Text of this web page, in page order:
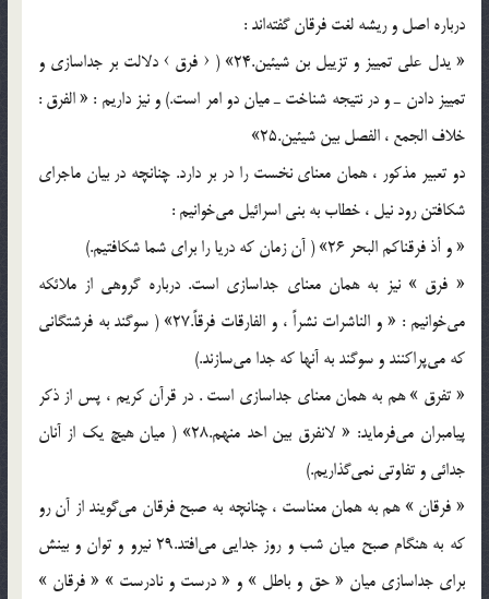
درباره اصل و ريشه لغت فرقان گفته‌اند :
« يدل علي تمييز و تزييل بن شيئين.24» (‌ ‹ فرق › دلالت بر جداسازي و
تمييز دادن ـ و در نتيجه شناخت ـ ميان دو امر است.) و نيز داريم : « الفرق :
خلاف الجمع ، الفصل بين شيئين.25»
دو تعبير مذكور ، همان معناي نخست را در بر دارد. چنانچه در بيان ماجراي
شكافتن رود نيل ، خطاب به بني اسرائيل مي‌خوانيم :
« و أذ فرقناكم البحر 26» ( آن زمان كه دريا را براي شما شكافتيم.)
« فرق » نيز به همان معناي جداسازي است. درباره گروهي از ملائكه
مي‌خوانيم : « و الناشرات نشراً ، و الفارقات فرقاً.27» ( سوگند به فرشتگاني
كه مي‌پراكنند و سوگند به آنها كه جدا مي‌سازند.)
« تفرق » هم به همان معناي جداسازي است . در قرآن كريم ، پس از ذكر
پيامبران مي‌فرمايد: « لانفرق بين احد منهم.28» ( ميان هيچ يك از آنان
جدائي و تفاوتي نمي‌گذاريم.)
« فرقان » هم به همان معناست ، چنانچه به صبح فرقان مي‌گويند از آن رو
كه به هنگام صبح ميان شب و روز جدايي مي‌افتد.29 نيرو و توان و بينش
براي جداسازي ميان « حق و باطل » و « درست و نادرست » « فرقان »